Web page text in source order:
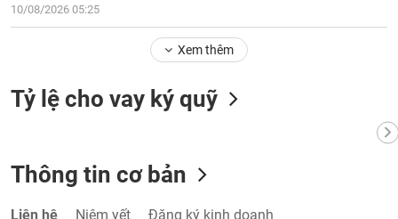
10/08/2026 05:25
Xem thêm
Tỷ lệ cho vay ký quỹ
Thông tin cơ bản
Liên hệ Niêm yết Đăng ký kinh doanh